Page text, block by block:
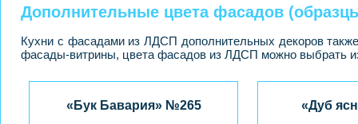
Дополнительные цвета фасадов
Кухни с фасадами из ЛДСП дополнительных декоров
фасады-витрины, цвета фасадов из ЛДСП можно выбрать
«Бук Бавария» №265 «Дуб